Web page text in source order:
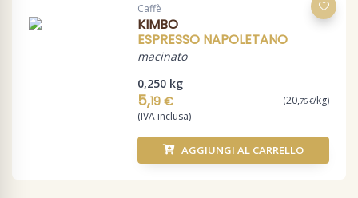
Caffè
KIMBO
ESPRESSO NAPOLETANO
macinato
0,250 kg
5,19 € (20,76 €/kg)
(IVA inclusa)
AGGIUNGI AL CARRELLO